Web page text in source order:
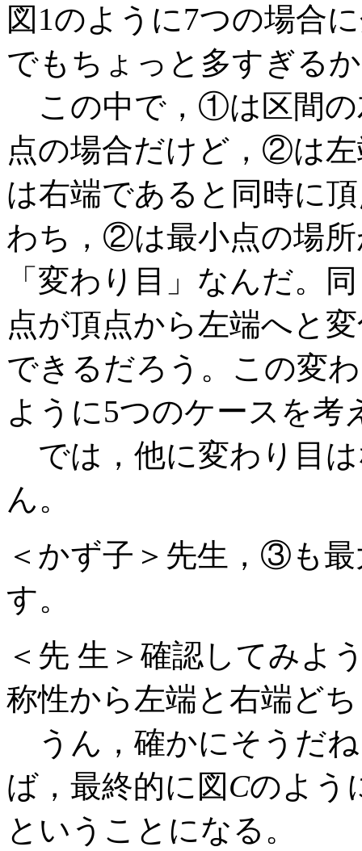
図1のように7つの場合
でもちょっと多すぎる
この中で，①は区間の
点の場合だけど，②は
は右端であると同時に
わち，②は最小点の場
「変わり目」なんだ。
点が頂点から左端へと
できるだろう。この変
ように5つのケースを
では，他に変わり目
ん。
＜かず子＞先生，③も
す。
＜先 生＞確認してみ
称性から左端と右端ど
うん，確かにそうだ
ば，最終的に図Cのよう
ということになる。